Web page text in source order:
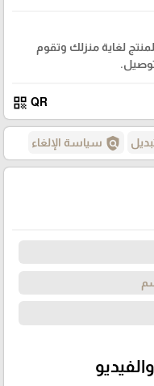
لغاية منزلك وتقوم
QR
qr_code
policy سياسة الإلغاء